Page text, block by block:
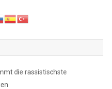
die rassistischste